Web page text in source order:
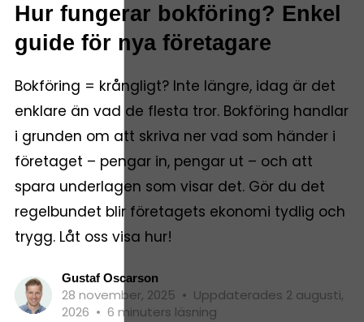
Hur fungerar bokföring? Enkel
guide för nya företagare
Bokföring = krångligt? Inte längre, idag är det
enklare än vad de flesta tror. Bokföring handlar
i grunden om att skriva ner vad som händer i
företaget – pengar in, pengar ut – och att
spara underlagen som visar det. Gör du det
regelbundet blir företagets ekonomi tydlig och
trygg. Låt oss visa hur!
Gustaf Oscarson
28 november, 2025 • Uppdaterades 2 augusti,
2026 • 6 minuters läsning